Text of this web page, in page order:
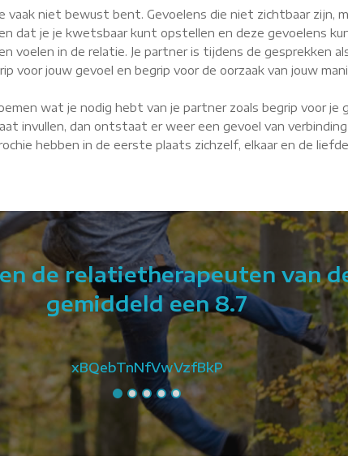
vaak niet bewust bent. Gevoelens die niet zichtbaar zijn,
dat je je kwetsbaar kunt opstellen en deze gevoelens
voelen in de relatie. Je partner is tijdens de gesprekken
voor jouw gevoel en begrip voor de oorzaak van jouw
wat je nodig hebt van je partner zoals begrip voor je
invullen, dan ontstaat er weer een gevoel van
hebben in de eerste plaats zichzelf, elkaar en de
de relatietherapeuten van
gemiddeld een 8.7
xBQebTnNfVwVzfBkP